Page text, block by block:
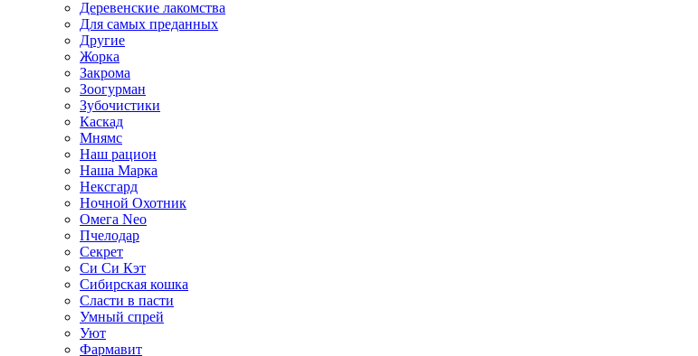
Деревенские лакомства
Для самых преданных
Другие
Жорка
Закрома
Зоогурман
Зубочистики
Каскад
Мнямс
Наш рацион
Наша Марка
Нексгард
Ночной Охотник
Омега Neo
Пчелодар
Секрет
Си Си Кэт
Сибирская кошка
Сласти в пасти
Умный спрей
Уют
Фармавит